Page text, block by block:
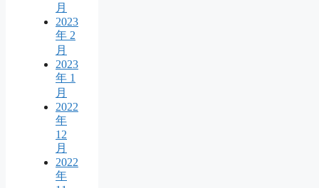
月
2023
年 2
月
2023
年 1
月
2022
年
12
月
2022
年